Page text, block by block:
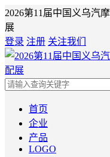
2026第11届中国义乌汽
展
登录 注册 关注我们
首页
企业
产品
LOGO